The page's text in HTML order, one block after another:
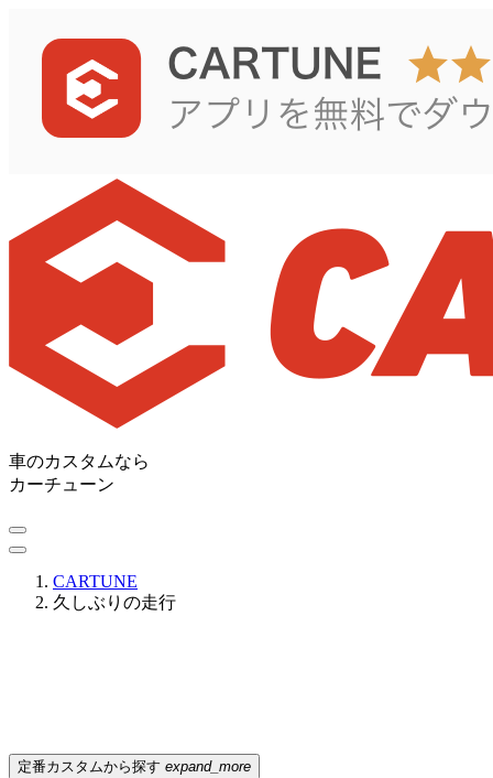
車のカスタムなら
カーチューン
CARTUNE
久しぶりの走行
定番カスタムから探す expand_more